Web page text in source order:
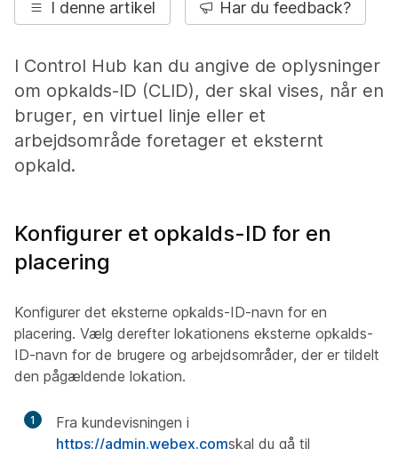
I denne artikel Har du feedback?
I Control Hub kan du angive de oplysninger
om opkalds-ID (CLID), der skal vises, når en
bruger, en virtuel linje eller et
arbejdsområde foretager et eksternt
opkald.
Konfigurer et opkalds-ID for en
placering
Konfigurer det eksterne opkalds-ID-navn for en
placering. Vælg derefter lokationens eksterne opkalds-
ID-navn for de brugere og arbejdsområder, der er tildelt
den pågældende lokation.
1
Fra kundevisningen i
https://admin.webex.comskal du gå til